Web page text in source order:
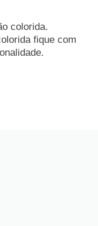
colorida.
fique com